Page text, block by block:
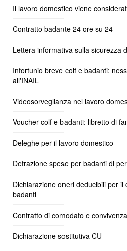
Il lavoro domestico viene
Contratto badante 24 ore su 24
Lettera informativa sulla sicurezza
Infortunio breve colf e badanti:
all'INAIL
Videosorveglianza nel lavoro
Voucher colf e badanti: libretto di
Deleghe per il lavoro domestico
Detrazione spese per badanti di
Dichiarazione oneri deducibili per
badanti
Contratto di comodato e convivenza
Dichiarazione sostitutiva CU